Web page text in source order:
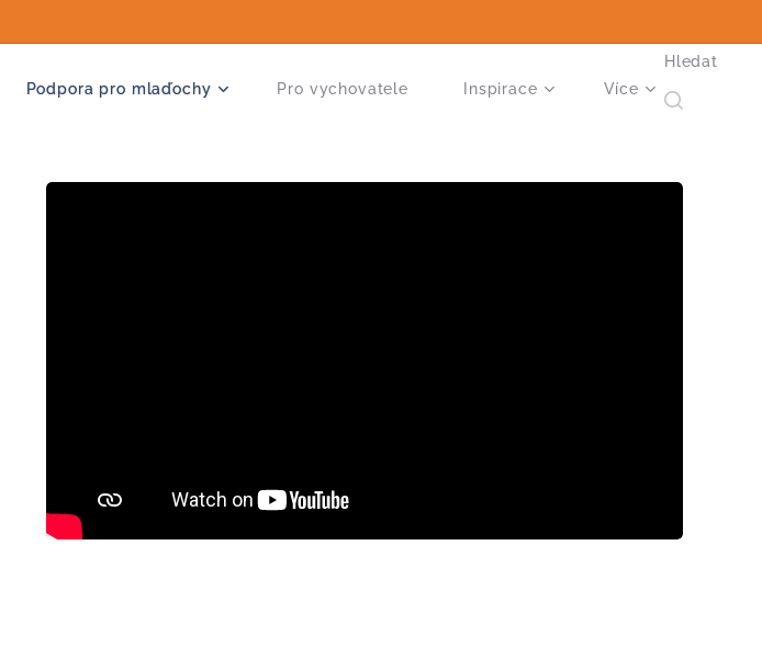
Podpora pro mlaďochy Pro vychovatele Inspirace Více
Hledat